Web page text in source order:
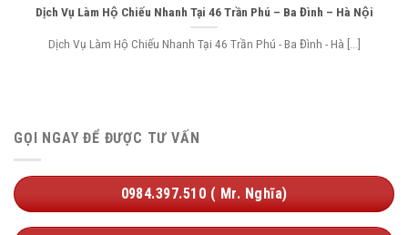
Dịch Vụ Làm Hộ Chiếu Nhanh Tại 46 Trần Phú – Ba Đình – Hà Nội
Dịch Vụ Làm Hộ Chiếu Nhanh Tại 46 Trần Phú - Ba Đình - Hà [...]
GỌI NGAY ĐỂ ĐƯỢC TƯ VẤN
0984.397.510 ( Mr. Nghĩa)